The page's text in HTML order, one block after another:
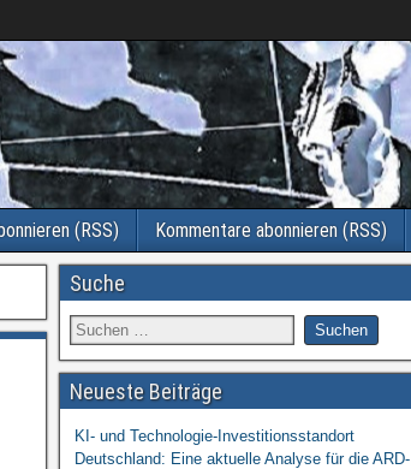
(RSS) Kommentare abonnieren (RSS)
Suche
Neueste Beiträge
KI- und Technologie-Investitionsstandort
Deutschland: Eine aktuelle Analyse für die ARD-